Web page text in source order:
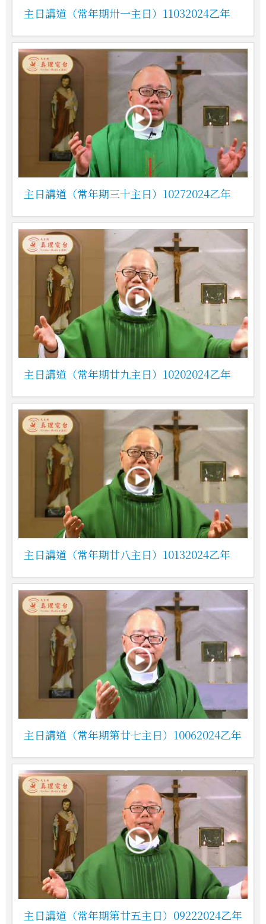
主日講道（常年期卅一主日）11032024乙年
主日講道（常年期三十主日）10272024乙年
主日講道（常年期廿九主日）10202024乙年
主日講道（常年期廿八主日）10132024乙年
主日講道（常年期第廿七主日）10062024乙年
主日講道（常年期第廿五主日）09222024乙年